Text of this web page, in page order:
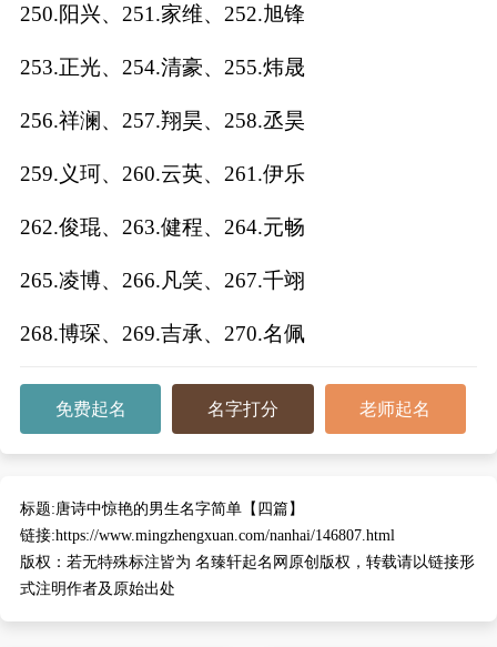
250.阳兴、251.家维、252.旭锋
253.正光、254.清豪、255.炜晟
256.祥澜、257.翔昊、258.丞昊
259.义珂、260.云英、261.伊乐
262.俊琨、263.健程、264.元畅
265.凌博、266.凡笑、267.千翊
268.博琛、269.吉承、270.名佩
免费起名 名字打分 老师起名
标题:唐诗中惊艳的男生名字简单【四篇】
链接:https://www.mingzhengxuan.com/nanhai/146807.html
版权： 若无特殊标注皆为 名臻轩起名网原创版权，转载请以链接形
式注明作者及原始出处